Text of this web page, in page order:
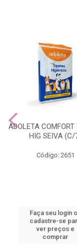
ADOLETA COMFORT
HIG SEIVA (C/
Código: 2651
Faça seu login
cadastre-se
ver preços e
comprar